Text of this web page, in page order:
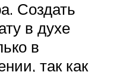
Создать
в духе
в
так как